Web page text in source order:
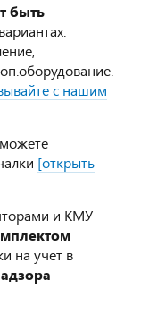
быть
с нашим
[открыть
и КМУ
на учет в